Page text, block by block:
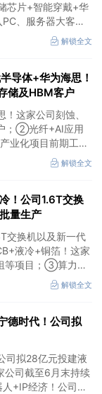
芯片+智能穿戴+华
、服务器大客
存储标的。 解锁全文
导体+华为海思！
储及HBM客户
这家公司刻蚀、
；②光纤+AI应用
业化项目前期工
增募资不超3亿元
解锁全文
！公司1.6T交换
量生产
交换机以及新一代
液冷+铜箔！这家
等项目；③算力
合同。
解锁全文
德时代！公司拟
司拟28亿元投建液
司截至6月末持续
+IP经济！公司签